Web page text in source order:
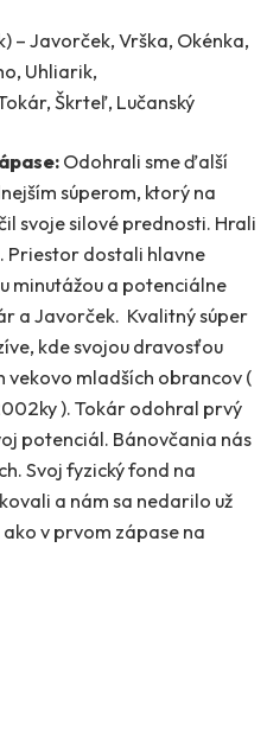
– Javorček, Vrška, Okénka,
Blaho, Uhliarik,
Škrteľ, Lučanský
Odohrali sme ďalší
súperom, ktorý na
svoje silové prednosti. Hrali
Priestor dostali hlavne
minutážou a potenciálne
a Javorček. Kvalitný súper
kde svojou dravosťou
vekovo mladších obrancov (
). Tokár odohral prvý
potenciál. Bánovčania nás
Svoj fyzický fond na
a nám sa nedarilo už
v prvom zápase na